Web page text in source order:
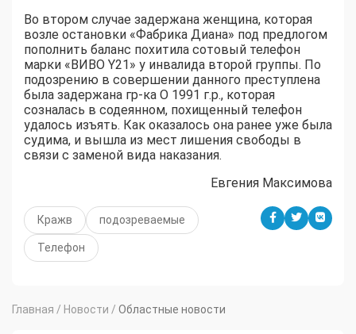
Во втором случае задержана женщина, которая
возле остановки «Фабрика Диана» под предлогом
пополнить баланс похитила сотовый телефон
марки «ВИВО Ү21» у инвалида второй группы. По
подозрению в совершении данного преступлена
была задержана гр-ка О 1991 г.р., которая
созналась в содеянном, похищенный телефон
удалось изъять. Как оказалось она ранее уже была
судима, и вышла из мест лишения свободы в
связи с заменой вида наказания.
Евгения Максимова
Кражв подозреваемые
Телефон
Главная / Новости / Областные новости